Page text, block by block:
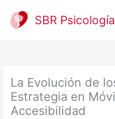
contenido
SBR Psicología
La Evolución de
Estrategia en
Accesibilidad